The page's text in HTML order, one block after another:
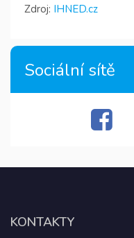
Zdroj: IHNED.cz
Sociální sítě
KONTAKTY